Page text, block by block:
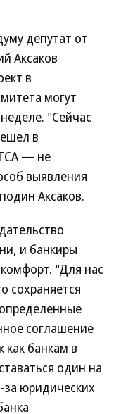
депутат от
Аксаков
в
могут
"Сейчас
в
— не
выявления
Аксаков.
и банкиры
"Для нас
сохраняется
соглашение
банкам в
один на
за юридических